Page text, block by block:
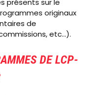
présents sur le
originaux
de
etc…).
DE LCP-